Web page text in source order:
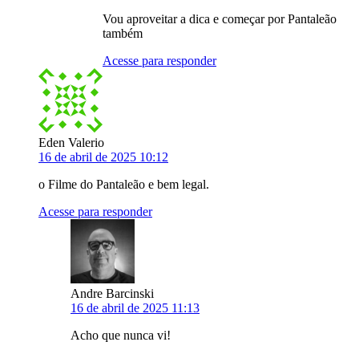
Vou aproveitar a dica e começar por Pantaleão
também
Acesse para responder
Eden Valerio
16 de abril de 2025 10:12
o Filme do Pantaleão e bem legal.
Acesse para responder
Andre Barcinski
16 de abril de 2025 11:13
Acho que nunca vi!